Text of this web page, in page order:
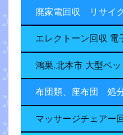
廃家電回収 リサイ
エレクトーン回収 電
鴻巣.北本市 大型ベ
布団類、座布団 処
マッサージチェアー